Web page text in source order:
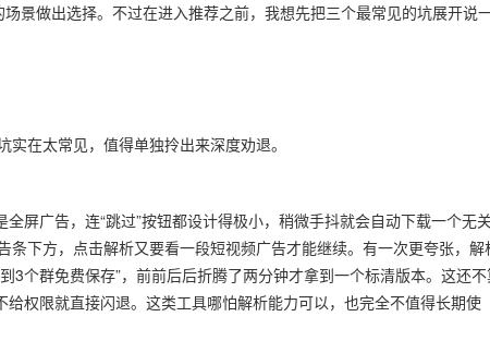
景做出选择。不过在进入推荐之前，我想先把三个最常见的坑展开说
在太常见，值得单独拎出来深度劝退。
屏广告，连“跳过”按钮都设计得极小，稍微手抖就会自动下载一个无关
下方，点击解析又要看一段短视频广告才能继续。有一次更夸张，解
3个群免费保存”，前前后后折腾了两分钟才拿到一个标清版本。这还
权限就直接闪退。这类工具哪怕解析能力可以，也完全不值得长期使